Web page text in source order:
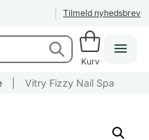
Tilmeld nyhedsbrev
Kurv
Vitry Fizzy Nail Spa